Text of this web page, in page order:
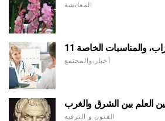
المعايشة
والمناسبات الخاصة
أخبار والمجتمع
العلم بين الشرق والغرب
الفنون و الترفيه